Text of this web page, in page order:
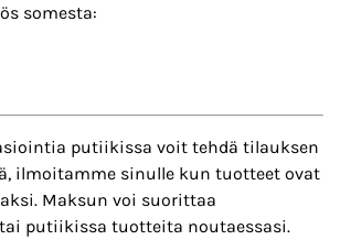
somesta:
putiikissa voit tehdä tilauksen
ilmoitamme sinulle kun tuotteet ovat
Maksun voi suorittaa
putiikissa tuotteita noutaessasi.